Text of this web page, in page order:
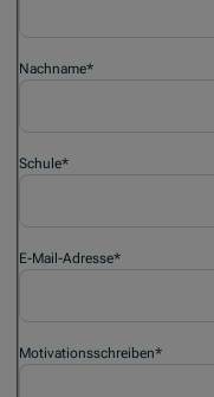
Nachname*
Schule*
E-Mail-Adresse*
Motivationsschreiben*